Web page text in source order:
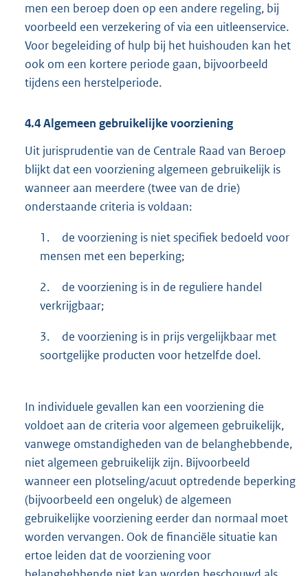
men een beroep doen op een andere regeling, bij
voorbeeld een verzekering of via een uitleenservice.
Voor begeleiding of hulp bij het huishouden kan het
ook om een kortere periode gaan, bijvoorbeeld
tijdens een herstelperiode.
4.4Algemeen gebruikelijke voorziening
Uit jurisprudentie van de Centrale Raad van Beroep
blijkt dat een voorziening algemeen gebruikelijk is
wanneer aan meerdere (twee van de drie)
onderstaande criteria is voldaan:
1.
de voorziening is niet specifiek bedoeld voor
mensen met een beperking;
2.
de voorziening is in de reguliere handel
verkrijgbaar;
3.
de voorziening is in prijs vergelijkbaar met
soortgelijke producten voor hetzelfde doel.
In individuele gevallen kan een voorziening die
voldoet aan de criteria voor algemeen gebruikelijk,
vanwege omstandigheden van de belanghebbende,
niet algemeen gebruikelijk zijn. Bijvoorbeeld
wanneer een plotseling/acuut optredende beperking
(bijvoorbeeld een ongeluk) de algemeen
gebruikelijke voorziening eerder dan normaal moet
worden vervangen. Ook de financiële situatie kan
ertoe leiden dat de voorziening voor